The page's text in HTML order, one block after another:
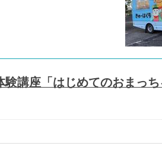
験講座「はじめてのおまっ